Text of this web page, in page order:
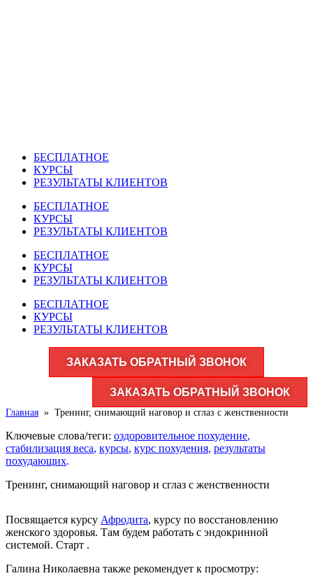
БЕСПЛАТНОЕ
КУРСЫ
РЕЗУЛЬТАТЫ КЛИЕНТОВ
БЕСПЛАТНОЕ
КУРСЫ
РЕЗУЛЬТАТЫ КЛИЕНТОВ
БЕСПЛАТНОЕ
КУРСЫ
РЕЗУЛЬТАТЫ КЛИЕНТОВ
БЕСПЛАТНОЕ
КУРСЫ
РЕЗУЛЬТАТЫ КЛИЕНТОВ
ЗАКАЗАТЬ ОБРАТНЫЙ ЗВОНОК
ЗАКАЗАТЬ ОБРАТНЫЙ ЗВОНОК
Главная » Тренинг, снимающий наговор и сглаз с женственности
Ключевые слова/теги: оздоровительное похудение,
стабилизация веса, курсы, курс похудения, результаты
похудающих.
Тренинг, снимающий наговор и сглаз с женственности
Посвящается курсу Афродита, курсу по восстановлению
женского здоровья. Там будем работать с эндокринной
системой. Старт .
Галина Николаевна также рекомендует к просмотру: